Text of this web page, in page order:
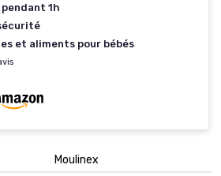
1h
et aliments pour bébés
Moulinex